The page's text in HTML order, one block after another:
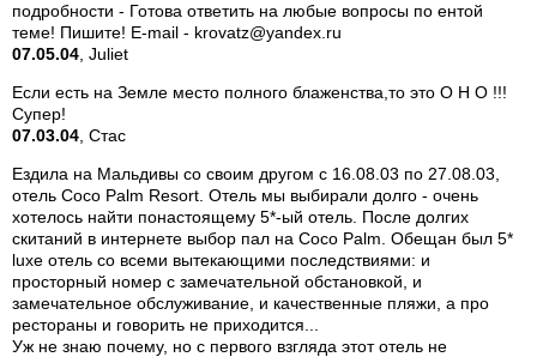
подробности - Готова ответить на любые вопросы по ентой
теме! Пишите! E-mail - krovatz@yandex.ru
07.05.04 , Juliet
Если есть на Земле место полного блаженства,то это О Н О !!!
Супер!
07.03.04 , Стас
Ездила на Мальдивы со своим другом с 16.08.03 по 27.08.03,
отель Coco Palm Resort. Отель мы выбирали долго - очень
хотелось найти понастоящему 5*-ый отель. После долгих
скитаний в интернете выбор пал на Coco Palm. Обещан был 5*
luxe отель со всеми вытекающими последствиями: и
просторный номер с замечательной обстановкой, и
замечательное обслуживание, и качественные пляжи, а про
рестораны и говорить не приходится...
Уж не знаю почему, но с первого взгляда этот отель не